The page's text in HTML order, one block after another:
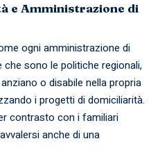
e Amministrazione di
ogni amministrazione di
sono le politiche regionali,
o disabile nella propria
i progetti di domiciliarità.
contrasto con i familiari
anche di una